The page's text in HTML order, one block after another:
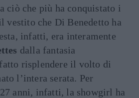
ciò che più ha conquistato i
vestito che Di Benedetto ha
infatti, era interamente
dalla fantasia
risplendere il volto di
l’intera serata. Per
anni, infatti, la showgirl ha